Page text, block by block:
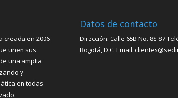
creada en 2006
unen sus
una amplia
y
en todas
Datos de contacto
Dirección: Calle 65B No. 88-87
Bogotá, D.C. Email: